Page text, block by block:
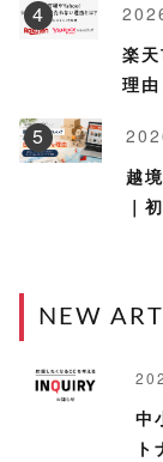
楽
理
越
｜
NEW
中